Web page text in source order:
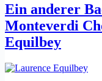
Ein anderer
Monteverdi
Equilbey